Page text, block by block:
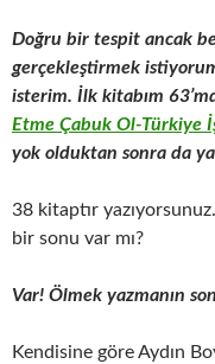
Doğru bir tespit ancak
gerçekleştirmek
isterim. İlk kitabım
Etme Çabuk Ol-Türkiye
yok olduktan sonra da
38 kitaptır
bir sonu var mı?
Var! Ölmek yazmanın
Kendisine göre Aydın